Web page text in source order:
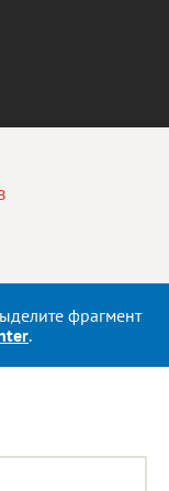
фрагмент
.